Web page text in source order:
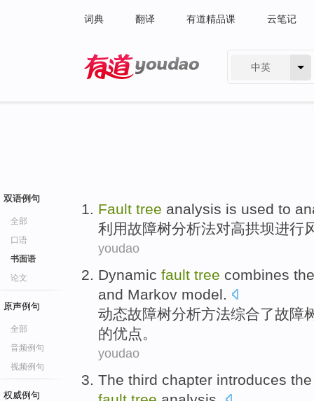
词典 翻译 有道精品课 云笔记
中英
双语例句
全部
口语
书面语
论文
原声例句
全部
音频例句
视频例句
权威例句
Fault tree analysis is used to
利用故障树分析法对高拱坝进行
youdao
Dynamic fault tree combines
and Markov model.
动态故障树分析方法综合了故障
的优点。
youdao
The third chapter introduces